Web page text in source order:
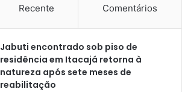
Recente Comentários
Jabuti encontrado sob piso de
residência em Itacajá retorna à
natureza após sete meses de
reabilitação